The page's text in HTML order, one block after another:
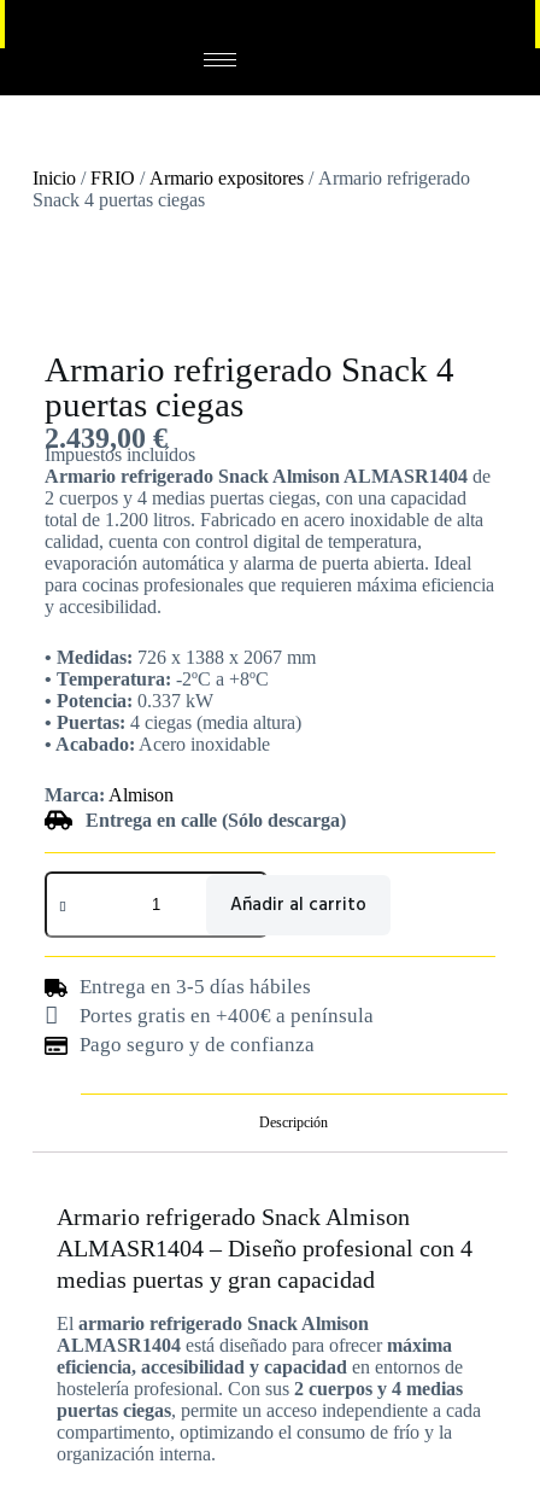
Inicio/FRIO / Armario expositores/ Armario refrigerado
Snack 4 puertas ciegas
Armario refrigerado Snack 4
puertas ciegas
2.439,00 €
Impuestos incluídos
Armario refrigerado Snack Almison ALMASR1404de
2 cuerpos y 4 medias puertas ciegas, con una capacidad
total de 1.200 litros. Fabricado en acero inoxidable de alta
calidad, cuenta con control digital de temperatura,
evaporación automática y alarma de puerta abierta. Ideal
para cocinas profesionales que requieren máxima eficiencia
y accesibilidad.
• Medidas: 726 x 1388 x 2067 mm
• Temperatura: -2ºC a +8ºC
• Potencia: 0.337 kW
• Puertas: 4 ciegas (media altura)
• Acabado: Acero inoxidable
Marca: Almison
Entrega en calle (Sólo descarga)
Añadir al carrito
Entrega en 3-5 días hábiles
Portes gratis en +400€ a península
Pago seguro y de confianza
Descripción
Armario refrigerado Snack Almison
ALMASR1404 – Diseño profesional con 4
medias puertas y gran capacidad
El armario refrigerado Snack Almison
ALMASR1404está diseñado para ofrecermáxima
eficiencia, accesibilidad y capacidad en entornos de
hostelería profesional. Con sus 2 cuerpos y 4 medias
puertas ciegas, permite un acceso independiente a cada
compartimento, optimizando el consumo de frío y la
organización interna.